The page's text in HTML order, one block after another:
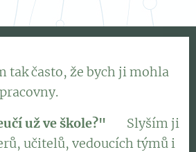
tak často, že bych ji mohla
už ve škole?"
👉 Slyším ji
učitelů, vedoucích týmů i